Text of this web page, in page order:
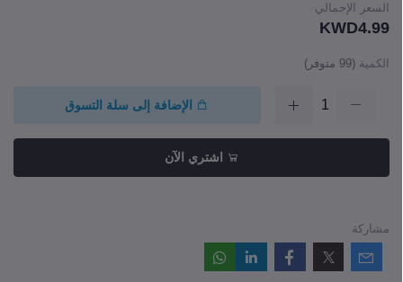
السعر الإجمالي
KWD4.99
الكمية (
99 متوفر)
الإضافة إلى سلة التسوق
اشتري الآن
مشاركة